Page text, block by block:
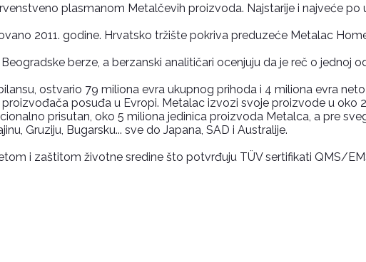
plasmanom Metalčevih proizvoda. Najstarije i najveće po
2011. godine. Hrvatsko tržište pokriva preduzeće Metalac
berze, a berzanski analitičari ocenjuju da je reč o jednoj
ostvario 79 miliona evra ukupnog prihoda i 4 miliona evra
posuđa u Evropi. Metalac izvozi svoje proizvode u oko
prisutan, oko 5 miliona jedinica proizvoda Metalca, a pre
Gruziju, Bugarsku... sve do Japana, SAD i Australije.
i zaštitom životne sredine što potvrđuju TÜV sertifikati QMS/